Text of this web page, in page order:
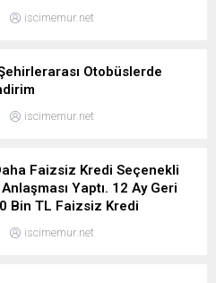
iscimemur.net
Otobüslerde
iscimemur.net
Faizsiz Kredi Seçenekli
Yaptı. 12 Ay Geri
Bin TL Faizsiz Kredi
iscimemur.net